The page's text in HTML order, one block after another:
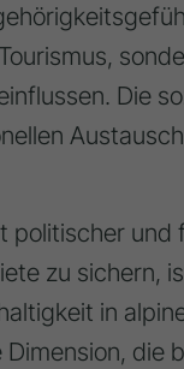
. Die
politischer
zu sichern,
in
Dimension, die